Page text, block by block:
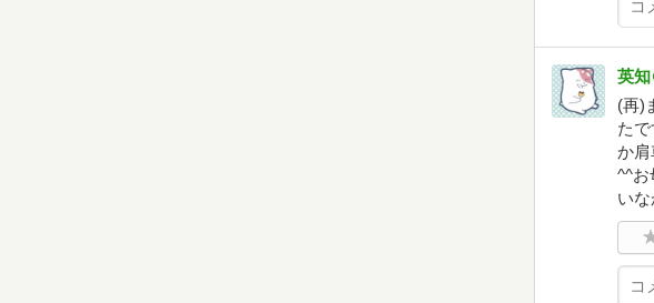
英知
(再)
た
か
^^お
い